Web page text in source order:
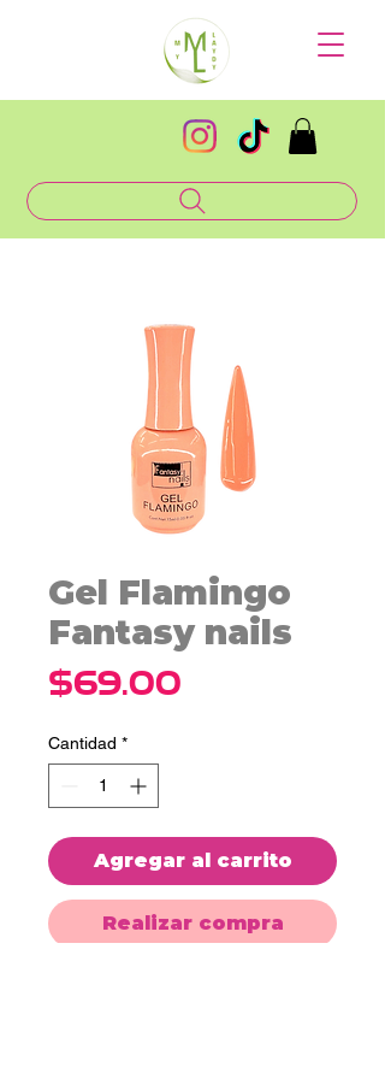
Gel Flamingo
Fantasy nails
$69.00
Cantidad *
Agregar al carrito
Realizar compra